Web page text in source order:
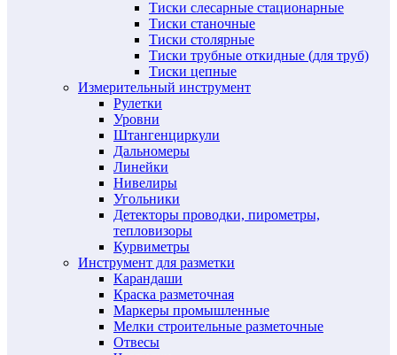
Тиски слесарные стационарные
Тиски станочные
Тиски столярные
Тиски трубные откидные (для труб)
Тиски цепные
Измерительный инструмент
Рулетки
Уровни
Штангенциркули
Дальномеры
Линейки
Нивелиры
Угольники
Детекторы проводки, пирометры,
тепловизоры
Курвиметры
Инструмент для разметки
Карандаши
Краска разметочная
Маркеры промышленные
Мелки строительные разметочные
Отвесы